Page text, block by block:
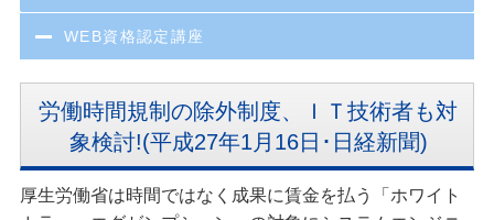
WEB資格認定講座
労働時間規制の除外制度、ＩＴ技術者も対
象検討!(平成27年1月16日･日経新聞)
厚生労働省は時間ではなく成果に賃金を払う「ホワイト